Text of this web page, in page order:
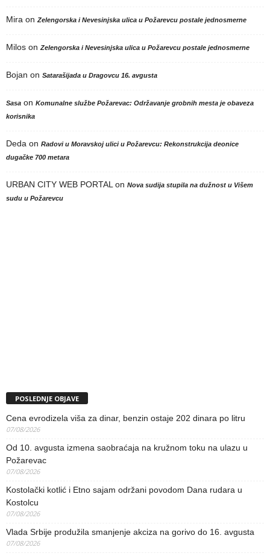
Mira on Zelengorska i Nevesinjska ulica u Požarevcu postale jednosmerne
Milos on Zelengorska i Nevesinjska ulica u Požarevcu postale jednosmerne
Bojan on Satarašijada u Dragovcu 16. avgusta
Sasa on Komunalne službe Požarevac: Održavanje grobnih mesta je obaveza
korisnika
Deda on Radovi u Moravskoj ulici u Požarevcu: Rekonstrukcija deonice
dugačke 700 metara
URBAN CITY WEB PORTAL on Nova sudija stupila na dužnost u Višem
sudu u Požarevcu
POSLEDNJE OBJAVE
Cena evrodizela viša za dinar, benzin ostaje 202 dinara po litru
07/08/2026
Od 10. avgusta izmena saobraćaja na kružnom toku na ulazu u
Požarevac
07/08/2026
Kostolački kotlić i Etno sajam održani povodom Dana rudara u
Kostolcu
07/08/2026
Vlada Srbije produžila smanjenje akciza na gorivo do 16. avgusta
07/08/2026